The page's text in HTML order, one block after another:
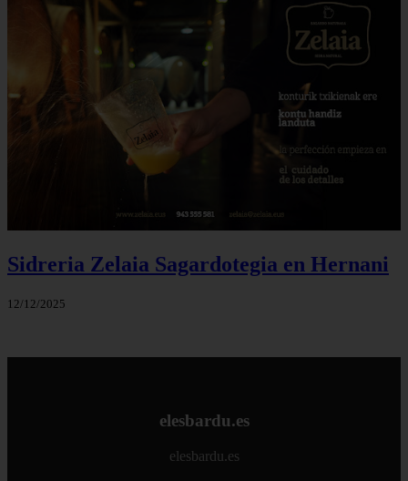
Sidreria Zelaia Sagardotegia en Hernani
12/12/2025
elesbardu.es
elesbardu.es